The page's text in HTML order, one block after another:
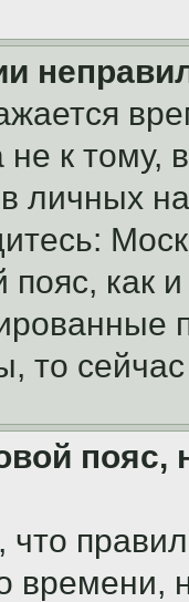
не к тому,
личных
пояс, как
то
пояс,